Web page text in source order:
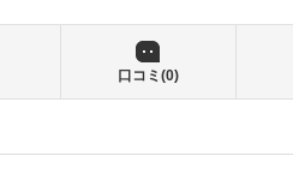
口コミ(0)